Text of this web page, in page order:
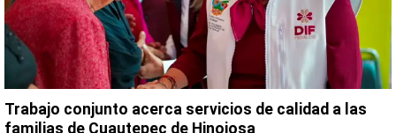
Trabajo conjunto acerca servicios de calidad a las
familias de Cuautepec de Hinojosa